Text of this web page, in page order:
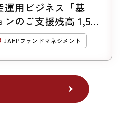
運用ビジネス「基
のご支援残高 1,500
JAMPファンドマネジメント